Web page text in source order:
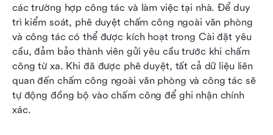
các trường hợp công tác và làm việc tại nhà. Để duy
trì kiểm soát, phê duyệt chấm công ngoài văn phòng
và công tác có thể được kích hoạt trong Cài đặt yêu
cầu, đảm bảo thành viên gửi yêu cầu trước khi chấm
công từ xa. Khi đã được phê duyệt, tất cả dữ liệu liên
quan đến chấm công ngoài văn phòng và công tác sẽ
tự động đồng bộ vào chấm công để ghi nhận chính
xác.